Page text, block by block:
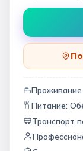
Проживание
Питание:
Транспорт